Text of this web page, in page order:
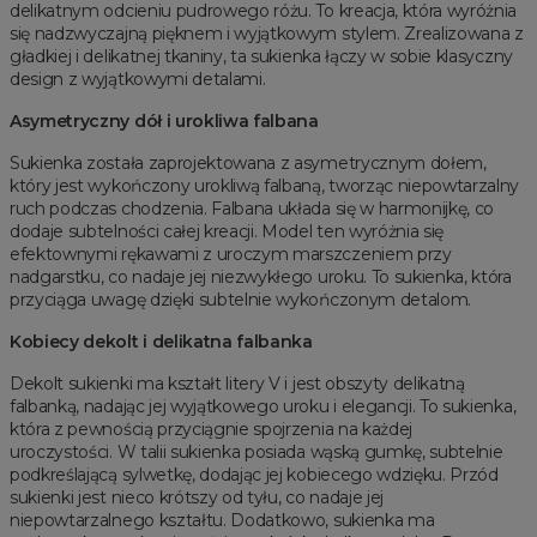
delikatnym odcieniu pudrowego różu. To kreacja, która wyróżnia
się nadzwyczajną pięknem i wyjątkowym stylem. Zrealizowana z
gładkiej i delikatnej tkaniny, ta sukienka łączy w sobie klasyczny
design z wyjątkowymi detalami.
Asymetryczny dół i urokliwa falbana
Sukienka została zaprojektowana z asymetrycznym dołem,
który jest wykończony urokliwą falbaną, tworząc niepowtarzalny
ruch podczas chodzenia. Falbana układa się w harmonijkę, co
dodaje subtelności całej kreacji. Model ten wyróżnia się
efektownymi rękawami z uroczym marszczeniem przy
nadgarstku, co nadaje jej niezwykłego uroku. To sukienka, która
przyciąga uwagę dzięki subtelnie wykończonym detalom.
Kobiecy dekolt i delikatna falbanka
Dekolt sukienki ma kształt litery V i jest obszyty delikatną
falbanką, nadając jej wyjątkowego uroku i elegancji. To sukienka,
która z pewnością przyciągnie spojrzenia na każdej
uroczystości. W talii sukienka posiada wąską gumkę, subtelnie
podkreślającą sylwetkę, dodając jej kobiecego wdzięku. Przód
sukienki jest nieco krótszy od tyłu, co nadaje jej
niepowtarzalnego kształtu. Dodatkowo, sukienka ma